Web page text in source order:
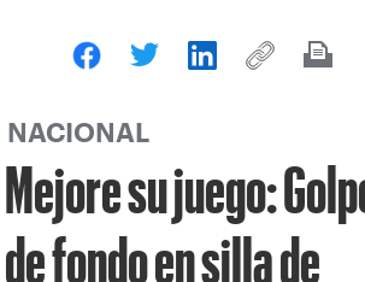
principio
NACIONAL
Mejore su juego:
de fondo en silla de